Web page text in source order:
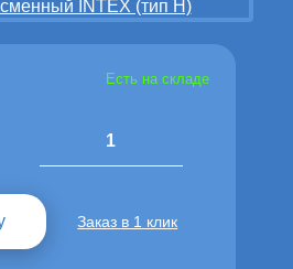
Есть на складе
1
Заказ в 1 клик